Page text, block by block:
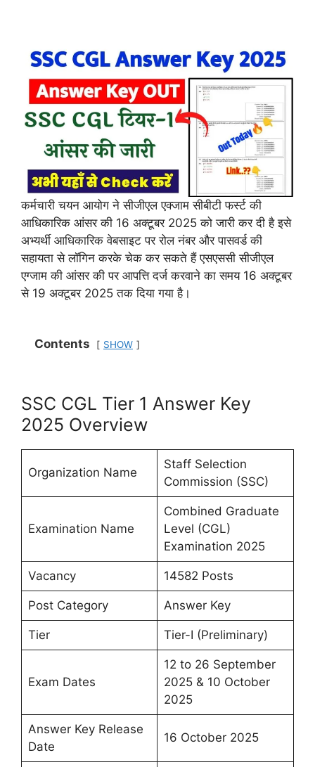
कर्मचारी चयन आयोग ने सीजीएल एक्जाम सीबीटी फर्स्ट की
आधिकारिक आंसर की 16 अक्टूबर 2025 को जारी कर दी है इसे
अभ्यर्थी आधिकारिक वेबसाइट पर रोल नंबर और पासवर्ड की
सहायता से लॉगिन करके चेक कर सकते हैं एसएससी सीजीएल
एग्जाम की आंसर की पर आपत्ति दर्ज करवाने का समय 16 अक्टूबर
से 19 अक्टूबर 2025 तक दिया गया है।
Contents SHOW
SSC CGL Tier 1 Answer Key
2025 Overview
Organization Name
Staff Selection
Commission (SSC)
Examination Name
Combined Graduate
Level (CGL)
Examination 2025
Vacancy 14582 Posts
Post Category Answer Key
Tier Tier-I (Preliminary)
Exam Dates
12 to 26 September
2025 & 10 October
2025
Answer Key Release
Date
16 October 2025